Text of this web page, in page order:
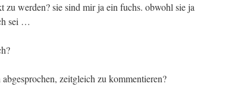
zu werden? sie sind mir ja ein fuchs. obwohl sie ja
sei …
zeitgleich zu kommentieren?